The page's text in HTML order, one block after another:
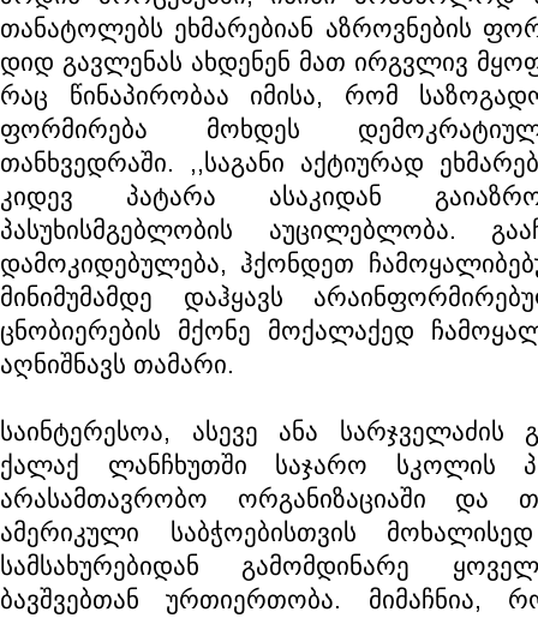
თანატოლებს ეხმარებიან აზროვნების
დიდ გავლენას ახდენენ მათ ირგვლივ
რაც წინაპირობაა იმისა, რომ
ფორმირება მოხდეს
თანხვედრაში. ,,საგანი აქტიურად
კიდევ პატარა ასაკიდან
პასუხისმგებლობის აუცილებლობა.
დამოკიდებულება, ჰქონდეთ
მინიმუმამდე დაჰყავს
ცნობიერების მქონე მოქალაქედ
აღნიშნავს თამარი.
საინტერესოა, ასევე ანა სარჯველაძის
ქალაქ ლანჩხუთში საჯარო სკოლის
არასამთავრობო ორგანიზაციაში და
ამერიკული საბჭოებისთვის
სამსახურებიდან გამომდინარე
ბავშვებთან ურთიერთობა. მიმაჩნია,